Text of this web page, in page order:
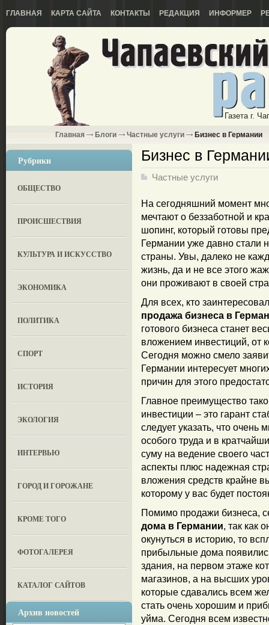
ГЛАВНАЯ КАРТА САЙТА КОНТАКТЫ РЕДАКЦИЯ ИНФОРМЕР
Газета г.
Главная Блоги Частные услуги Бизнес в Германии
Рубрики
ОБЩЕСТВО
ПРОИСШЕСТВИЯ
КУЛЬТУРА И ИСКУССТВО
ЭКОНОМИКА
ПОЛИТИКА
СПОРТ
ИСТОРИЯ
ЭКОЛОГИЯ
ИНТЕРВЬЮ
ГОРОД И ГОРОЖАНЕ
КРОМЕ ТОГО
ФОТОГАЛЕРЕЯ
КАТАЛОГ САЙТОВ
Архив новостей
Бизнес в
Частные услуги
На сегодняшний момент
мечтают о беззаботной и
шопинг, который готовы
Германии уже давно стали
страны. Увы, далеко не
жизнь, да и не все этого
они проживают в своей
Для всех, кто
продажа бизнеса в
готового бизнеса станет
вложением инвестиций, от
Сегодня можно смело
Германии интересует
причин для этого
Главное преимущество
инвестиции – это гарант
следует указать, что
особого труда и в
суму на ведение своего
аспекты плюс надежная
вложения средств крайне
которому у вас будет
Помимо продажи бизнеса,
дома в Германии, так как
окунуться в историю, то
прибыльные дома
здания, на первом этаже
магазинов, а на высших
которые сдавались всем
стать очень хорошим и
уйма. Сегодня всем